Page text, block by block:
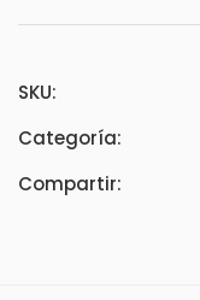
SKU:
Categoría:
Compartir: